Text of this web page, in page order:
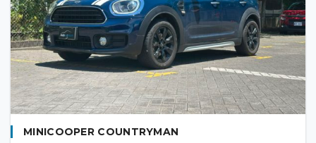
MINICOOPER COUNTRYMAN